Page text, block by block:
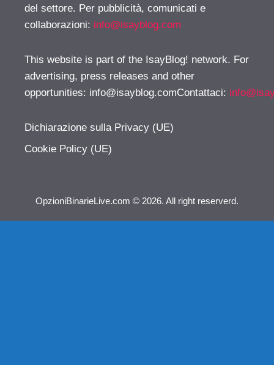
del settore. Per pubblicità, comunicati e
collaborazioni: info@isayblog.com
This website is part of the IsayBlog! network. For
advertising, press releases and other
opportunities: info@isayblog.comContattaci:
Dichiarazione sulla Privacy (UE)
Cookie Policy (UE)
OpzioniBinarieLive.com © 2026. All right reserverd.